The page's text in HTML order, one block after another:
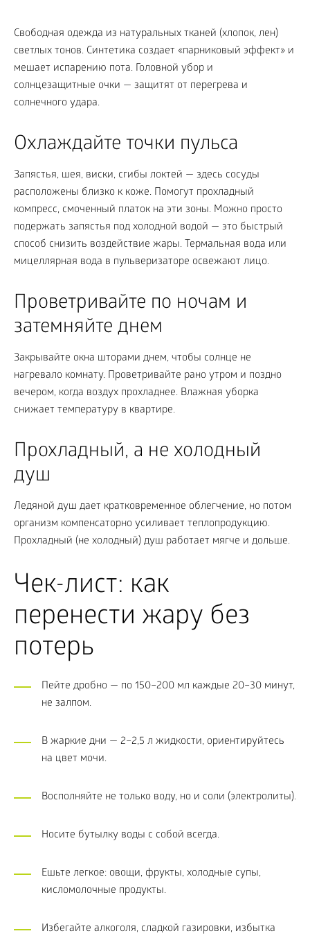
Свободная одежда из натуральных тканей (хлопок, лен)
светлых тонов. Синтетика создает «парниковый эффект» и
мешает испарению пота. Головной убор и
солнцезащитные очки — защитят от перегрева и
солнечного удара.
Охлаждайте точки пульса
Запястья, шея, виски, сгибы локтей — здесь сосуды
расположены близко к коже. Помогут прохладный
компресс, смоченный платок на эти зоны. Можно просто
подержать запястья под холодной водой — это быстрый
способ снизить воздействие жары. Термальная вода или
мицеллярная вода в пульверизаторе освежают лицо.
Проветривайте по ночам и
затемняйте днем
Закрывайте окна шторами днем, чтобы солнце не
нагревало комнату. Проветривайте рано утром и поздно
вечером, когда воздух прохладнее. Влажная уборка
снижает температуру в квартире.
Прохладный, а не холодный
душ
Ледяной душ дает кратковременное облегчение, но потом
организм компенсаторно усиливает теплопродукцию.
Прохладный (не холодный) душ работает мягче и дольше.
Чек-лист: как
перенести жару без
потерь
Пейте дробно — по 150–200 мл каждые 20–30 минут,
не залпом.
В жаркие дни — 2–2,5 л жидкости, ориентируйтесь
на цвет мочи.
Восполняйте не только воду, но и соли (электролиты).
Носите бутылку воды с собой всегда.
Ешьте легкое: овощи, фрукты, холодные супы,
кисломолочные продукты.
Избегайте алкоголя, сладкой газировки, избытка